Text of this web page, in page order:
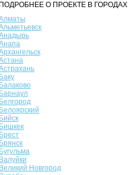
ПОДРОБНЕЕ О ПРОЕКТЕ В
Баку
Балаково
Барнаул
Белгород
Белоярский
Бийск
Бишкек
Брест
Брянск
Бугульма
Валуйки
Великий Новгород